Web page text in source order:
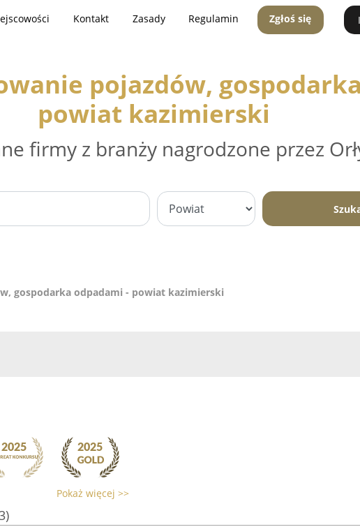
Kontakt Zasady Regulamin Zgłoś się
pojazdów,
powiat kazimierski
firmy z branży nagrodzone przez
gospodarka odpadami - powiat kazimierski
Pokaż więcej >>